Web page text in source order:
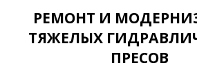
РЕМОНТ И
ТЯЖЕЛЫХ
ПРЕСОВ